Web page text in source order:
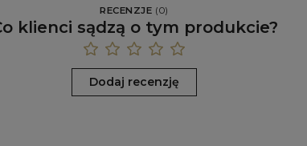
RECENZJE (0)
klienci sądzą o tym produkcie?
Dodaj recenzję